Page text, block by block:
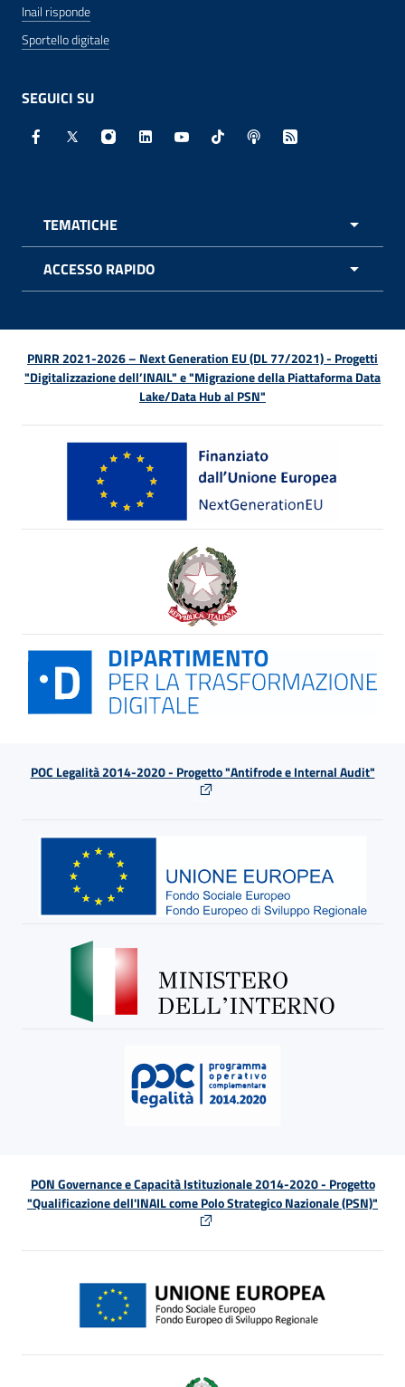
Inail risponde
Sportello digitale
SEGUICI SU
Facebook - Sito esterno - Apertura in nuova finestra
X - Sito esterno - Apertura in nuova finestra
Instagram - Sito esterno - Apertura in
Linkedin - Sito esterno - Apertura in
Youtube - Sito esterno -
TikTok - Sito esterno -
Spreaker - Sito
Feed RSS -
TEMATICHE
ACCESSO RAPIDO
PNRR 2021-2026 – Next Generation EU (DL 77/2021) - Progetti
"Digitalizzazione dell’INAIL" e "Migrazione della Piattaforma Data
Lake/Data Hub al PSN"
POC Legalità 2014-2020 - Progetto "Antifrode e Internal Audit"
PON Governance e Capacità Istituzionale 2014-2020 - Progetto
"Qualificazione dell'INAIL come Polo Strategico Nazionale (PSN)"